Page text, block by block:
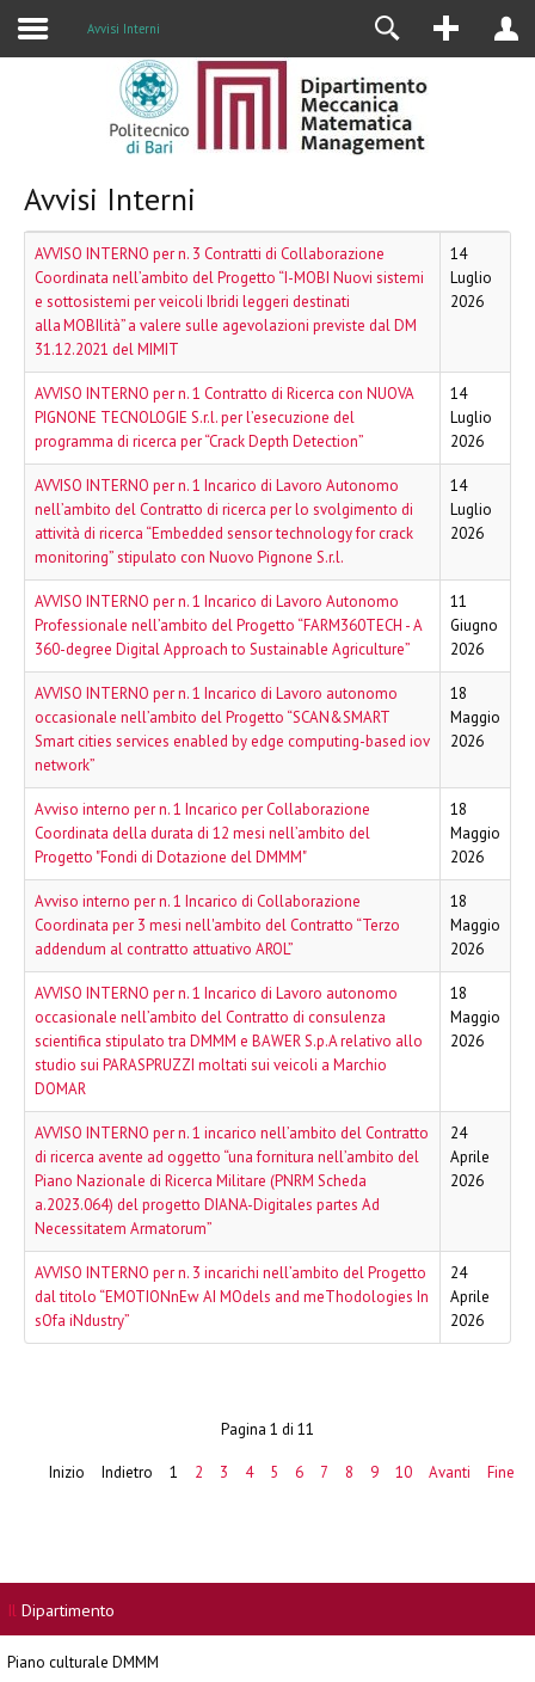
Avvisi Interni
Avvisi Interni
AVVISO INTERNO per n. 3 Contratti di Collaborazione
Coordinata nell’ambito del Progetto “I-MOBI Nuovi sistemi
e sottosistemi per veicoli Ibridi leggeri destinati
alla MOBIlità” a valere sulle agevolazioni previste dal DM
31.12.2021 del MIMIT
14
Luglio
2026
AVVISO INTERNO per n. 1 Contratto di Ricerca con NUOVA
PIGNONE TECNOLOGIE S.r.l. per l’esecuzione del
programma di ricerca per “Crack Depth Detection”
14
Luglio
2026
AVVISO INTERNO per n. 1 Incarico di Lavoro Autonomo
nell’ambito del Contratto di ricerca per lo svolgimento di
attività di ricerca “Embedded sensor technology for crack
monitoring” stipulato con Nuovo Pignone S.r.l.
14
Luglio
2026
AVVISO INTERNO per n. 1 Incarico di Lavoro Autonomo
Professionale nell’ambito del Progetto “FARM360TECH - A
360-degree Digital Approach to Sustainable Agriculture”
11
Giugno
2026
AVVISO INTERNO per n. 1 Incarico di Lavoro autonomo
occasionale nell’ambito del Progetto “SCAN&SMART
Smart cities services enabled by edge computing-based iov
network”
18
Maggio
2026
Avviso interno per n. 1 Incarico per Collaborazione
Coordinata della durata di 12 mesi nell’ambito del
Progetto "Fondi di Dotazione del DMMM"
18
Maggio
2026
Avviso interno per n. 1 Incarico di Collaborazione
Coordinata per 3 mesi nell'ambito del Contratto “Terzo
addendum al contratto attuativo AROL”
18
Maggio
2026
AVVISO INTERNO per n. 1 Incarico di Lavoro autonomo
occasionale nell’ambito del Contratto di consulenza
scientifica stipulato tra DMMM e BAWER S.p.A relativo allo
studio sui PARASPRUZZI moltati sui veicoli a Marchio
DOMAR
18
Maggio
2026
AVVISO INTERNO per n. 1 incarico nell’ambito del Contratto
di ricerca avente ad oggetto “una fornitura nell’ambito del
Piano Nazionale di Ricerca Militare (PNRM Scheda
a.2023.064) del progetto DIANA-Digitales partes Ad
Necessitatem Armatorum”
24
Aprile
2026
AVVISO INTERNO per n. 3 incarichi nell’ambito del Progetto
dal titolo “EMOTIONnEw AI MOdels and meThodologies In
sOfa iNdustry”
24
Aprile
2026
Pagina 1 di 11
Inizio Indietro 1 2 3 4 5 6 7 8 9 10 Avanti Fine
Il Dipartimento
Piano culturale DMMM